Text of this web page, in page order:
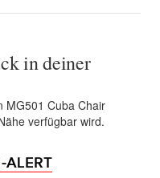
in deiner
MG501 Cuba Chair
verfügbar wird.
ALERT